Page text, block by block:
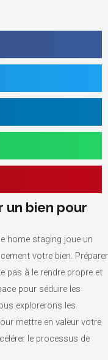
un bien pour
home staging joue un
votre bien. Préparer
pas à le rendre propre et
pour séduire les
explorerons les
mettre en valeur votre
le processus de